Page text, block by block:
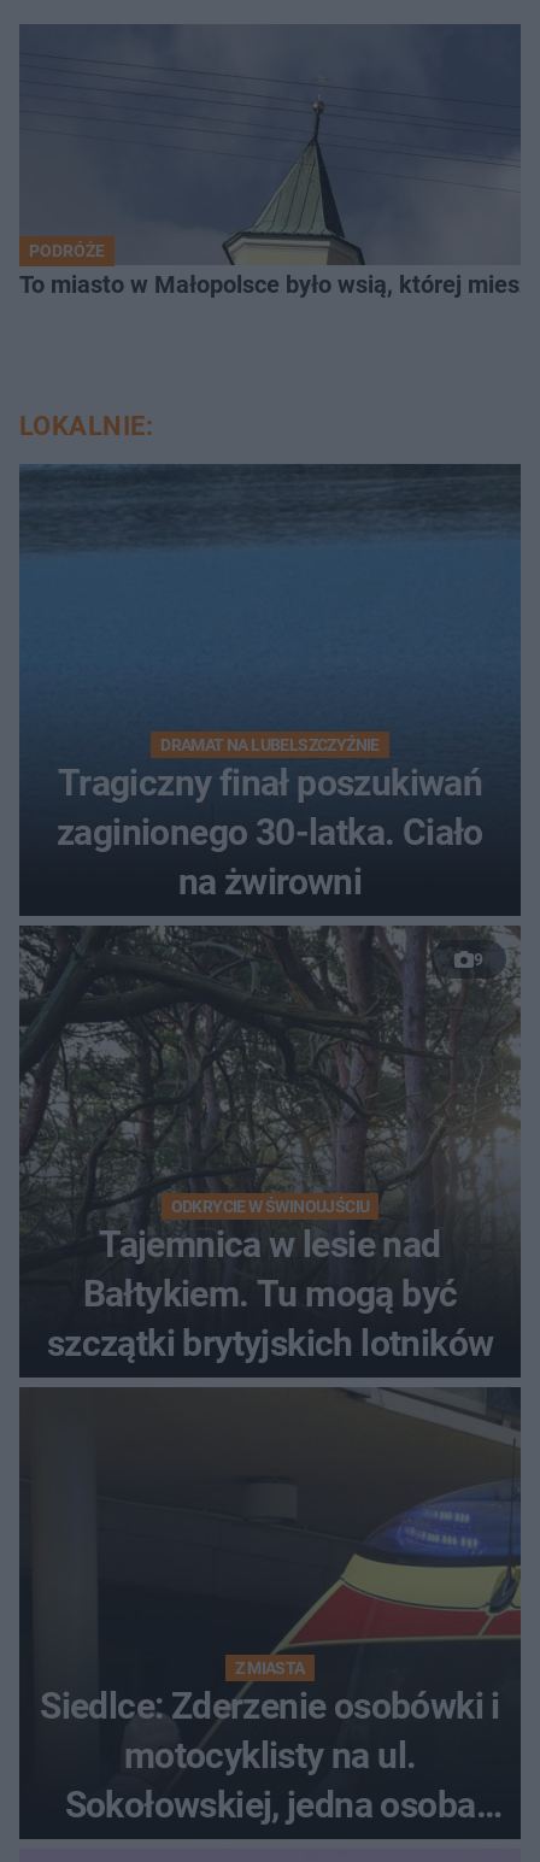
PODRÓŻE
To miasto w Małopolsce było wsią, której
LOKALNIE:
DRAMAT NA LUBELSZCZYŹNIE
Tragiczny finał poszukiwań
zaginionego 30-latka. Ciało
na żwirowni
9
ODKRYCIE W ŚWINOUJŚCIU
Tajemnica w lesie nad
Bałtykiem. Tu mogą być
szczątki brytyjskich lotników
Z MIASTA
Siedlce: Zderzenie osobówki i
motocyklisty na ul.
Sokołowskiej, jedna osoba